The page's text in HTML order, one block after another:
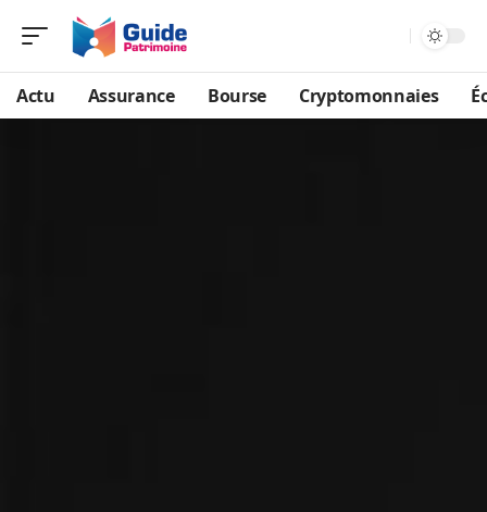
Actu Assurance Bourse Cryptomonnaies